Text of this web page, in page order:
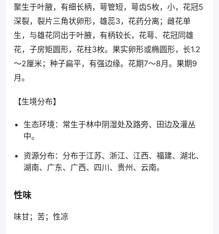
聚生于叶腋，有细长柄，萼管短，萼齿5枚，小，花冠5
深裂，裂片三角状卵形，雄蕊3，花药分离；雌花单
生，与雄花同出于叶腋，有柄较长，花萼、花冠同雄
花，子房矩圆形，花柱3枚。果实卵形或椭圆形，长1.2
～2厘米；种子扁平，有强边缘。花期7～8月。果期9
月。
【生境分布】
生态环境：常生于林中阴湿处及路旁、田边及灌丛
中。
资源分布：分布于江苏、浙江、江西、福建、湖北、
湖南、广东、广西、四川、贵州、云南。
性味
味甘；苦；性凉